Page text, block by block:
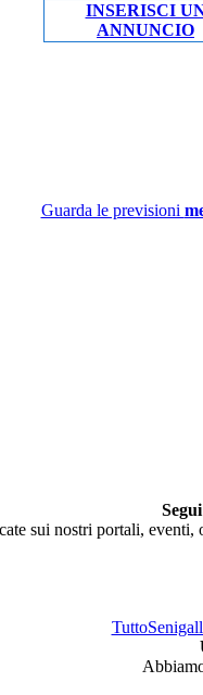
INSERISCI
ANNUNCIO
Guarda le previsioni
sui nostri portali,